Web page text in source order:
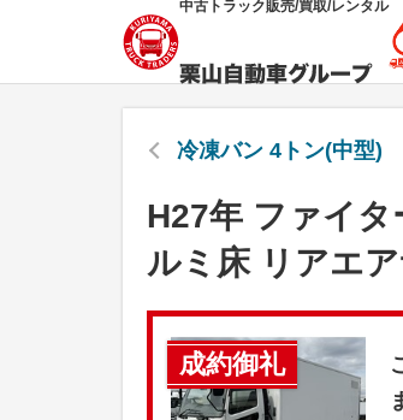
中古トラック販売/買取/レンタル
冷凍バン 4トン(中型)
H27年 ファイ
ルミ床 リアエ
成約御礼